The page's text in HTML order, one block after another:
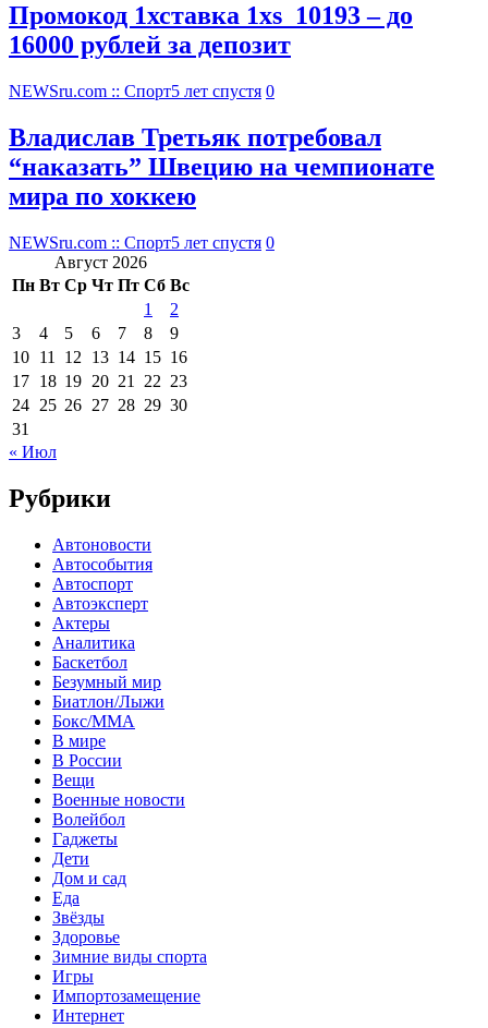
Промокод 1хставка 1xs_10193 – до
16000 рублей за депозит
NEWSru.com :: Спорт5 лет спустя 0
Владислав Третьяк потребовал
“наказать” Швецию на чемпионате
мира по хоккею
NEWSru.com :: Спорт5 лет спустя 0
Август 2026
Пн Вт Ср Чт Пт Сб Вс
1
2
3
4 5 6 7 8
9
10 11 12 13 14 15 16
17 18 19 20 21 22 23
24 25 26 27 28 29 30
31
« Июл
Рубрики
Автоновости
Автособытия
Автоспорт
Автоэксперт
Актеры
Аналитика
Баскетбол
Безумный мир
Биатлон/Лыжи
Бокс/MMA
В мире
В России
Вещи
Военные новости
Волейбол
Гаджеты
Дети
Дом и сад
Еда
Звёзды
Здоровье
Зимние виды спорта
Игры
Импортозамещение
Интернет